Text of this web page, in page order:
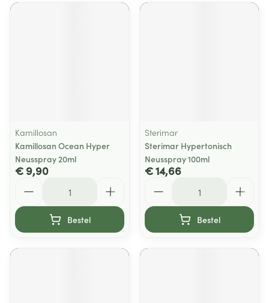
Kamillosan
Kamillosan Ocean Hyper
Neusspray 20ml
€ 9,90
Bestel
Sterimar
Sterimar Hypertonisch
Neusspray 100ml
€ 14,66
Bestel